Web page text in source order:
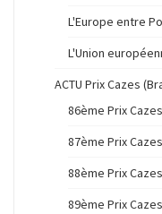
L'Europe entre
L'Union
ACTU Prix Cazes
86ème Prix
87ème Prix
88ème Prix
89ème Prix